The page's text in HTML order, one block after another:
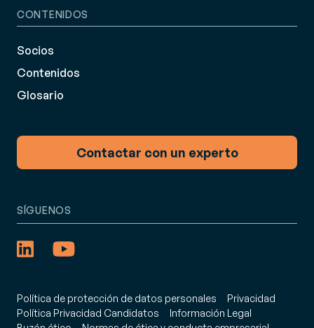
CONTENIDOS
Socios
Contenidos
Glosario
Contactar con un experto
Política de protección de datos personales
Privacidad
Política Privacidad Candidatos
Información Legal
SÍGUENOS